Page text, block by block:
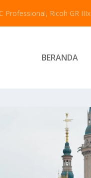
Professional, Ricoh GR IIIx
BERANDA